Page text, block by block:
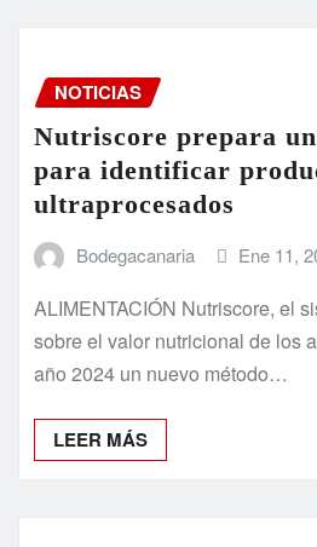
NOTICIAS
Nutriscore prepara
para identificar
ultraprocesados
Bodegacanaria Ene 11,
ALIMENTACIÓN Nutriscore, el
sobre el valor nutricional de los
año 2024 un nuevo método…
LEER MÁS